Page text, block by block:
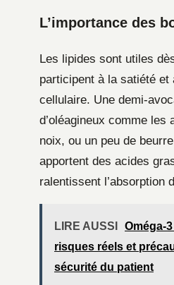
L’importance des
Les lipides sont utiles
participent à la satiété et
cellulaire. Une demi-
d’oléagineux comme les
noix, ou un peu de
apportent des acides
ralentissent l’absorption
LIRE AUSSI
Oméga-
risques réels et
sécurité du patient